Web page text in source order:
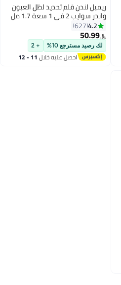
7
ريميل لندن قلم تحديد لظل العيون
واندر سوايب 2 في 1 سعة 1.7 مل
003 بالين4.2
627
﷼‏50.99
لك رصيد مسترجع 10% + 2
احصل عليه خلال 11 - 12